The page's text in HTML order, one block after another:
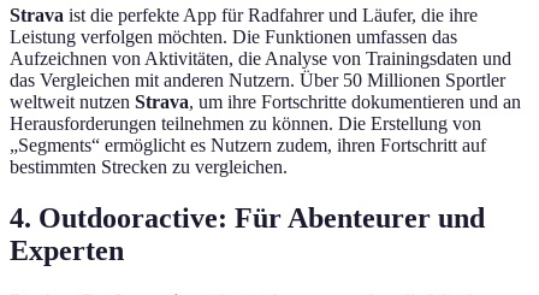
Strava ist die perfekte App für Radfahrer und Läufer, die ihre
Leistung verfolgen möchten. Die Funktionen umfassen das
Aufzeichnen von Aktivitäten, die Analyse von Trainingsdaten und
das Vergleichen mit anderen Nutzern. Über 50 Millionen Sportler
weltweit nutzen Strava, um ihre Fortschritte dokumentieren und an
Herausforderungen teilnehmen zu können. Die Erstellung von
„Segments“ ermöglicht es Nutzern zudem, ihren Fortschritt auf
bestimmten Strecken zu vergleichen.
4. Outdooractive: Für Abenteurer und
Experten